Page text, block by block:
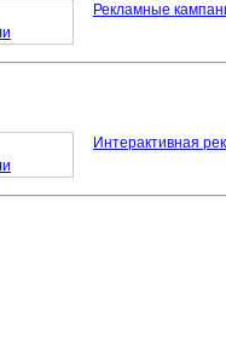
Рекламные
Интерактивная